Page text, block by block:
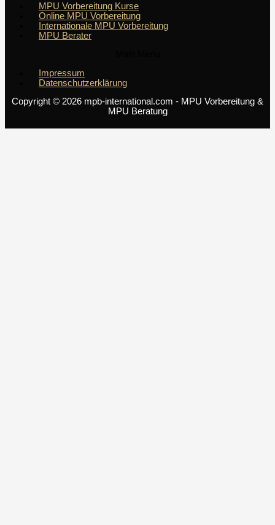
MPU Vorbereitung Kurse
Online MPU Vorbereitung
Internationale MPU Vorbereitung
MPU Berater
Impressum
Datenschutzerklärung
Copyright © 2026 mpb-international.com - MPU Vorbereitung &
MPU Beratung